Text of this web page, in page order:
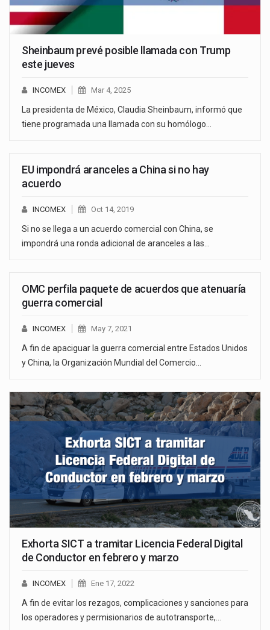
Sheinbaum prevé posible llamada con Trump
este jueves
INCOMEX Mar 4, 2025
La presidenta de México, Claudia Sheinbaum, informó que
tiene programada una llamada con su homólogo…
EU impondrá aranceles a China si no hay
acuerdo
INCOMEX Oct 14, 2019
Si no se llega a un acuerdo comercial con China, se
impondrá una ronda adicional de aranceles a las…
OMC perfila paquete de acuerdos que atenuaría
guerra comercial
INCOMEX May 7, 2021
A fin de apaciguar la guerra comercial entre Estados Unidos
y China, la Organización Mundial del Comercio…
Exhorta SICT a tramitar Licencia Federal Digital
de Conductor en febrero y marzo
INCOMEX Ene 17, 2022
A fin de evitar los rezagos, complicaciones y sanciones para
los operadores y permisionarios de autotransporte,…